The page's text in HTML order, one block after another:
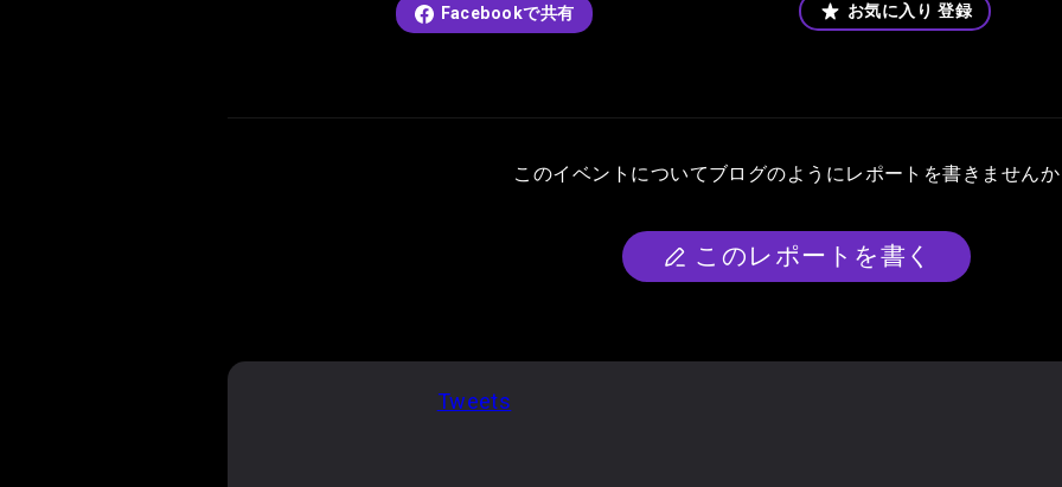
Facebookで共有 お気に入り 登録
このイベントについてブログのようにレポートを書きません
このレポートを書く
Tweets